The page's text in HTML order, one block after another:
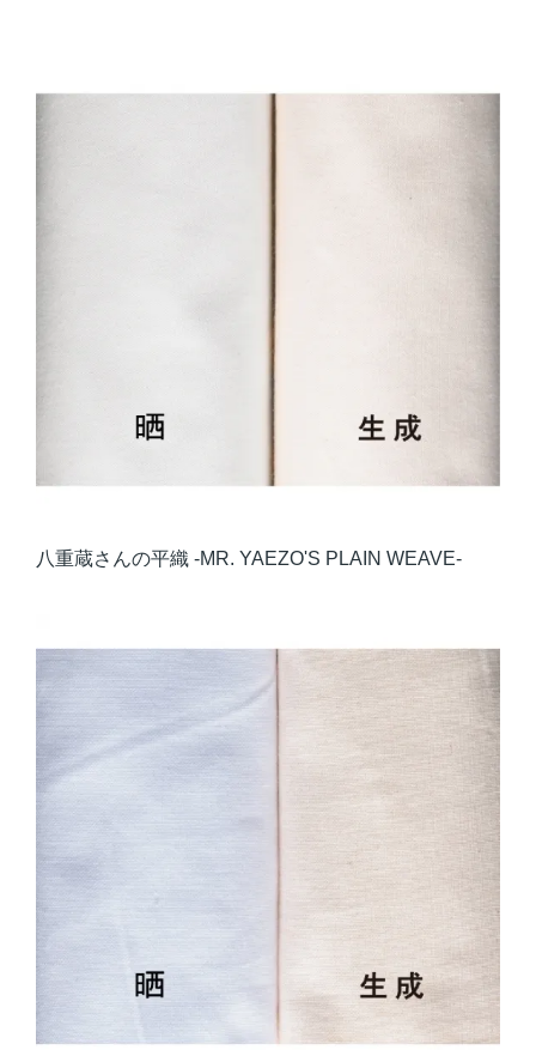
八重蔵さんの平織 -MR. YAEZO'S PLAIN WEAVE-